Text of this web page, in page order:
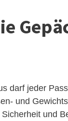
darf jeder
und
und